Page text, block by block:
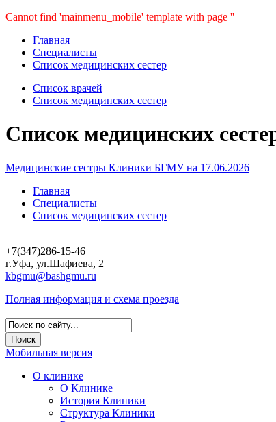
Cannot find 'mainmenu_mobile' template with page ''
Главная
Специалисты
Список медицинских сестер
Список врачей
Список медицинских сестер
Список медицинских
Медицинские сестры Клиники БГМУ на 17.06.2026
Главная
Специалисты
Список медицинских сестер
+7(347)286-15-46
г.Уфа, ул.Шафиева, 2
kbgmu@bashgmu.ru
Полная информация и схема проезда
Мобильная версия
О клинике
О Клинике
История Клиники
Структура Клиники